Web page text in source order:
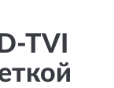
TVI